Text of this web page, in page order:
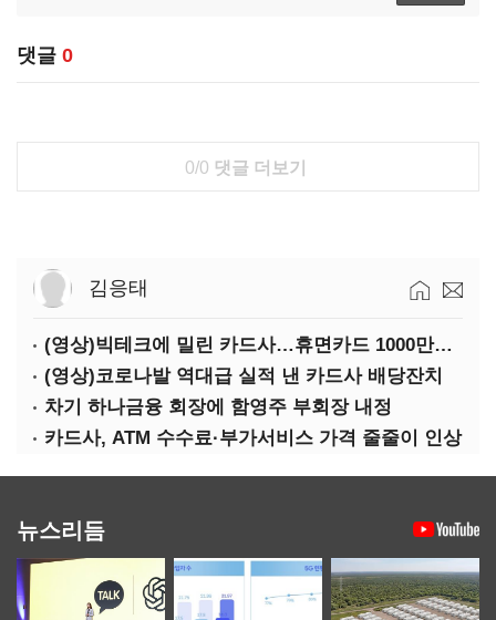
댓글 0
0/0 댓글 더보기
김응태
(영상)빅테크에 밀린 카드사…휴면카드 1000만장 육박
(영상)코로나발 역대급 실적 낸 카드사 배당잔치
차기 하나금융 회장에 함영주 부회장 내정
카드사, ATM 수수료·부가서비스 가격 줄줄이 인상
뉴스리듬